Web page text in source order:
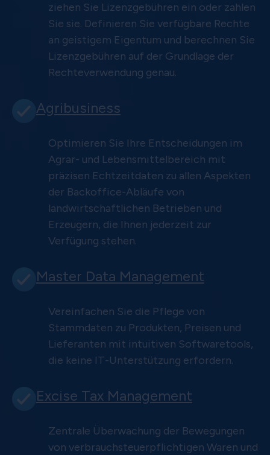
ziehen Sie Lizenzgebühren ein oder zahlen
Sie sie. Definieren Sie verfügbare Rechte
an geistigem Eigentum und berechnen Sie
Lizenzgebühren auf der Grundlage der
Rechteverwendung genau.
Agribusiness
Optimieren Sie Ihre Entscheidungen im
Agrar- und Lebensmittelbereich mit
präzisen Echtzeitdaten zu allen Aspekten
der Backoffice-Abläufe von
landwirtschaftlichen Betrieben und
Erzeugern, die Ihnen jederzeit zur
Verfügung stehen.
Master Data Management
Vereinfachen Sie die Pflege von
Stammdaten zu Produkten, Preisen und
Lieferanten mit intuitiven Softwaretools,
die keine IT-Unterstützung erfordern.
Excise Tax Management
Zentrale Überwachung der Bewegungen
von verbrauchsteuerpflichtigen Waren und